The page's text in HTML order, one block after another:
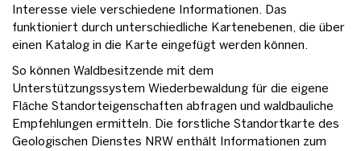
Interesse viele verschiedene Informationen. Das
funktioniert durch unterschiedliche Kartenebenen, die über
einen Katalog in die Karte eingefügt werden können.
So können Waldbesitzende mit dem
Unterstützungssystem Wiederbewaldung für die eigene
Fläche Standorteigenschaften abfragen und waldbauliche
Empfehlungen ermitteln. Die forstliche Standortkarte des
Geologischen Dienstes NRW enthält Informationen zum